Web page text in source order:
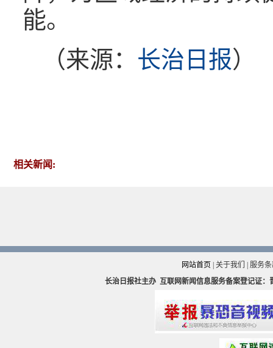
能。
（来源： 长治日报）
相关新闻:
网站首页 关于我们
服务
长治日报社主办 互联网新闻信息服务备案登记证：